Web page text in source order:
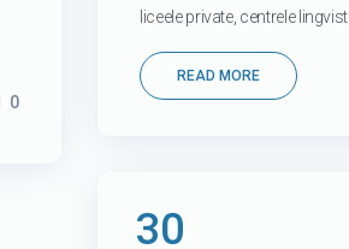
0
liceele private, centrele
READ MORE
30